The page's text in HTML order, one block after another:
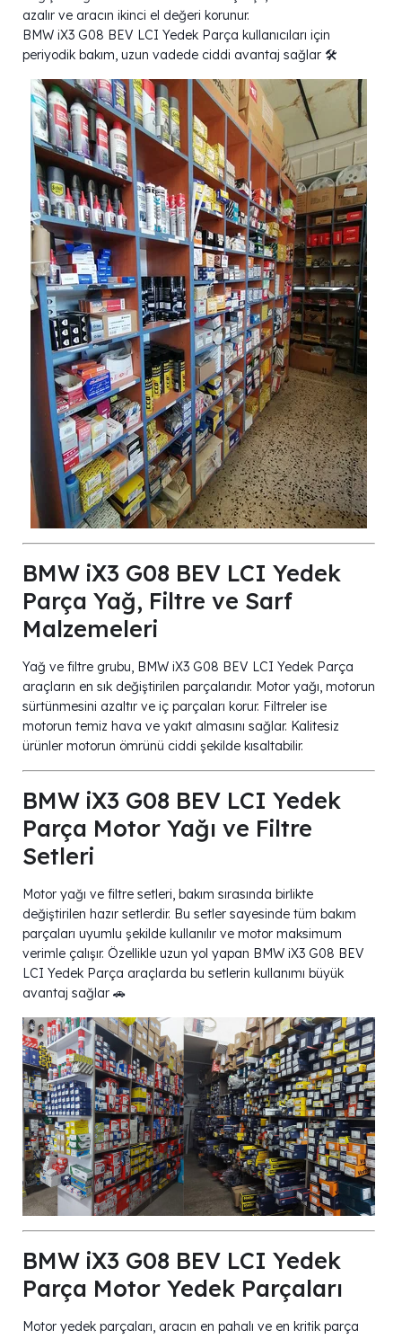
azalır ve aracın ikinci el değeri korunur.
BMW iX3 G08 BEV LCI Yedek Parça kullanıcıları için
periyodik bakım, uzun vadede ciddi avantaj sağlar 🛠️
BMW iX3 G08 BEV LCI Yedek
Parça Yağ, Filtre ve Sarf
Malzemeleri
Yağ ve filtre grubu, BMW iX3 G08 BEV LCI Yedek Parça
araçların en sık değiştirilen parçalarıdır. Motor yağı, motorun
sürtünmesini azaltır ve iç parçaları korur. Filtreler ise
motorun temiz hava ve yakıt almasını sağlar. Kalitesiz
ürünler motorun ömrünü ciddi şekilde kısaltabilir.
BMW iX3 G08 BEV LCI Yedek
Parça Motor Yağı ve Filtre
Setleri
Motor yağı ve filtre setleri, bakım sırasında birlikte
değiştirilen hazır setlerdir. Bu setler sayesinde tüm bakım
parçaları uyumlu şekilde kullanılır ve motor maksimum
verimle çalışır. Özellikle uzun yol yapan BMW iX3 G08 BEV
LCI Yedek Parça araçlarda bu setlerin kullanımı büyük
avantaj sağlar 🚗
BMW iX3 G08 BEV LCI Yedek
Parça Motor Yedek Parçaları
Motor yedek parçaları, aracın en pahalı ve en kritik parça